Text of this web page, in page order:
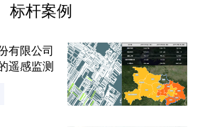
标杆案例
有限公司
遥感监测